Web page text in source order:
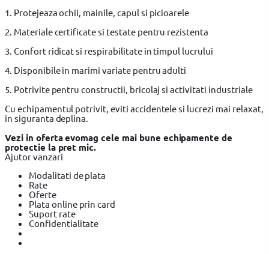
1. Protejeaza ochii, mainile, capul si picioarele
2. Materiale certificate si testate pentru rezistenta
3. Confort ridicat si respirabilitate in timpul lucrului
4. Disponibile in marimi variate pentru adulti
5. Potrivite pentru constructii, bricolaj si activitati industriale
Cu echipamentul potrivit, eviti accidentele si lucrezi mai relaxat,
in siguranta deplina.
Vezi in oferta evomag cele mai bune echipamente de
protectie la pret mic.
Ajutor vanzari
Modalitati de plata
Rate
Oferte
Plata online prin card
Suport rate
Confidentialitate